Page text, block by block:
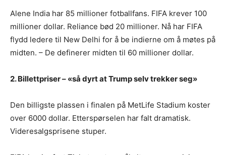
Alene India har 85 millioner fotballfans. FIFA krever 100
millioner dollar. Reliance bød 20 millioner. Nå har FIFA
flydd ledere til New Delhi for å be indierne om å møtes på
midten. – De definerer midten til 60 millioner dollar.
2. Billettpriser – «så dyrt at Trump selv trekker seg»
Den billigste plassen i finalen på MetLife Stadium koster
over 6000 dollar. Etterspørselen har falt dramatisk.
Videresalgsprisene stuper.